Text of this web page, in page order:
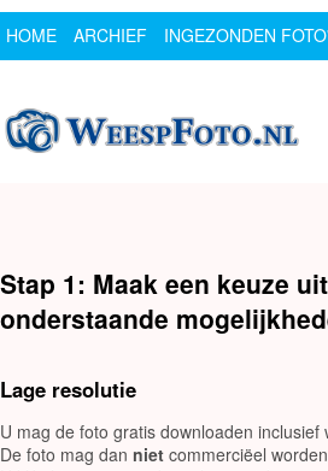
HOME ARCHIEF INGEZONDEN
Stap 1: Maak een keuze
onderstaande
Lage resolutie
U mag de foto gratis downloaden
De foto mag dan niet commerciëel